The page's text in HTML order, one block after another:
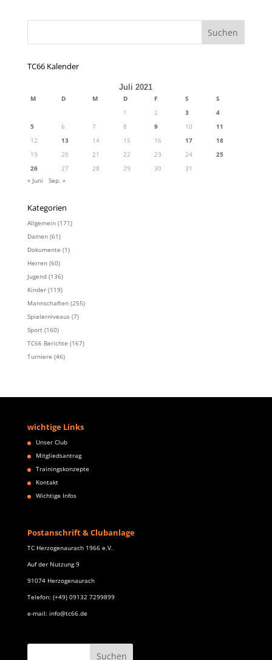
TC66 Kalender
Juli 2021
M D M D F S
S
1
2 3
4
5
6 7 8 9 10
11
12
13 14 15 16 17
18
19
20 21 22 23 24
25
26
27 28 29 30
31
« Juni
Sep. »
Kategorien
Allgemein(171)
Damen(61)
Dokumente (1)
Herren(60)
Jugend(136)
Kinder(119)
Mannschaften(255)
Spielerniveaus(7)
Sport(160)
TC66 Berichte (167)
Turniere (46)
wichtige Links
Unser Club
Mitgliedsantrag
Trainingskonzepte
Kontakt
Wichtige Infos
Postanschrift & Clubanlage
TC Herzogenaurach 1966 e.V.
Auf der Nutzung 9
91074 Herzogenaurach
Telefon: (+49) 09132 7299899
e-mail: info@tc66.de